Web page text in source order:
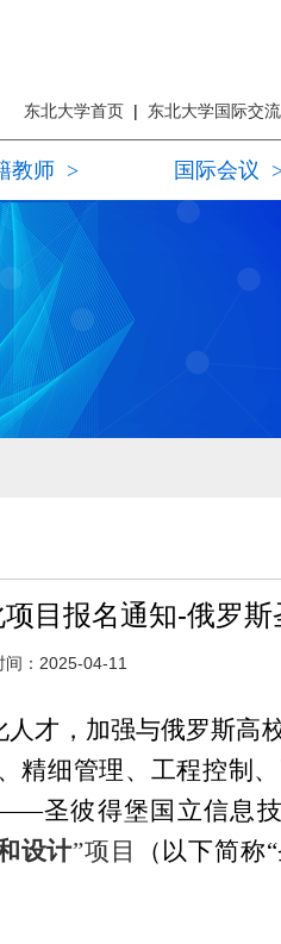
东北大学首页 | 东北大学国际交
教师 > 国际会议
目报名通知-俄罗
间：2025-04-11
才，加强与俄罗斯高
精细管理、工程控制
圣彼得堡国立信息
设计”项目
（以下简